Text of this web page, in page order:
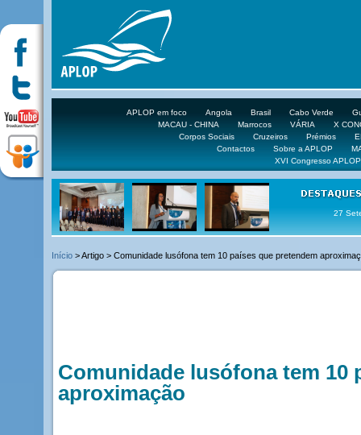
APLOP em foco Angola Brasil Cabo Verde
MACAU - CHINA
Marrocos VÁRIA
X
Corpos Sociais
Cruzeiros Prémios
Contactos
Sobre a APLOP
XVI Congresso APLOP
16 DE
Início > Artigo > Comunidade lusófona tem 10 países que pretendem
Comunidade lusófona tem 10
aproximação